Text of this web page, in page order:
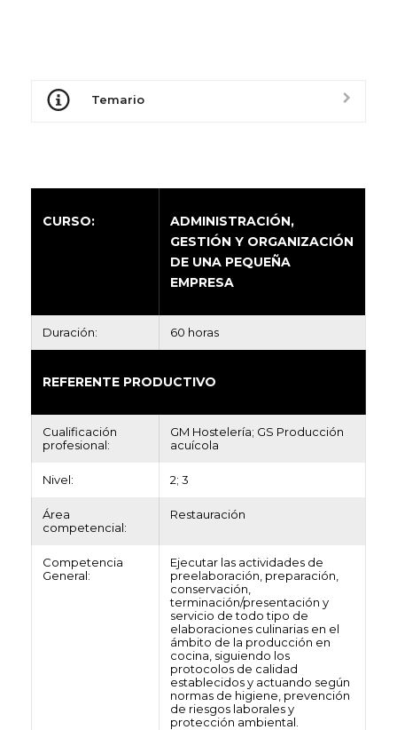
Temario
CURSO:
ADMINISTRACIÓN,
GESTIÓN Y ORGANIZACIÓN
DE UNA PEQUEÑA
EMPRESA
Duración: 60 horas
REFERENTE PRODUCTIVO
Cualificación
profesional:
GM Hostelería; GS Producción
acuícola
Nivel: 2; 3
Área
competencial:
Restauración
Competencia
General:
Ejecutar las actividades de
preelaboración, preparación,
conservación,
terminación/presentación y
servicio de todo tipo de
elaboraciones culinarias en el
ámbito de la producción en
cocina, siguiendo los
protocolos de calidad
establecidos y actuando según
normas de higiene, prevención
de riesgos laborales y
protección ambiental.